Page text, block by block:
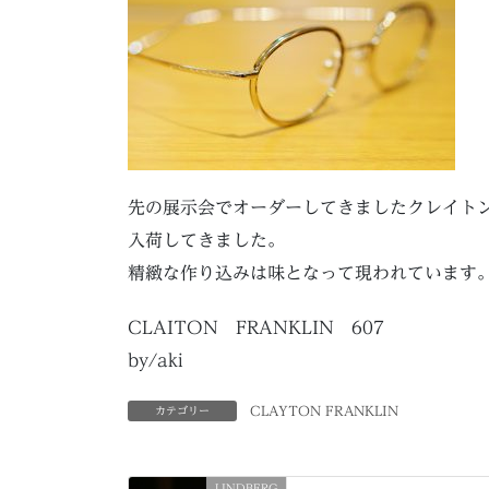
先の展示会でオーダーしてきましたクレイト
入荷してきました。
精緻な作り込みは味となって現われています。
CLAITON FRANKLIN 607
by/aki
カテゴリー CLAYTON FRANKLIN